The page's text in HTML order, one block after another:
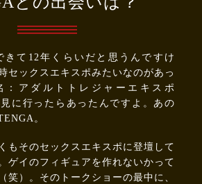
きて12年くらいだと思うんですけ
セックスエキスポみたいなのがあっ
：アダルトトレジャーエキスポ
に行ったらあったんですよ。あの
。
もそのセックスエキスポに登壇して
ゲイのフィギュアを作れないかって
笑）。そのトークショーの最中に、